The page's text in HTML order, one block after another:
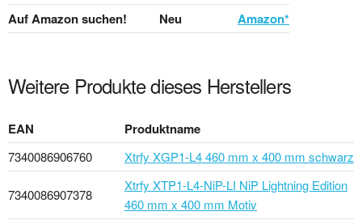
Auf Amazon suchen!
Neu Amazon*
Weitere Produkte dieses Herstellers
EAN Produktname
7340086906760 Xtrfy XGP1-L4 460 mm x 400 mm schwarz
7340086907378
Xtrfy XTP1-L4-NiP-LI NiP Lightning Edition
460 mm x 400 mm Motiv